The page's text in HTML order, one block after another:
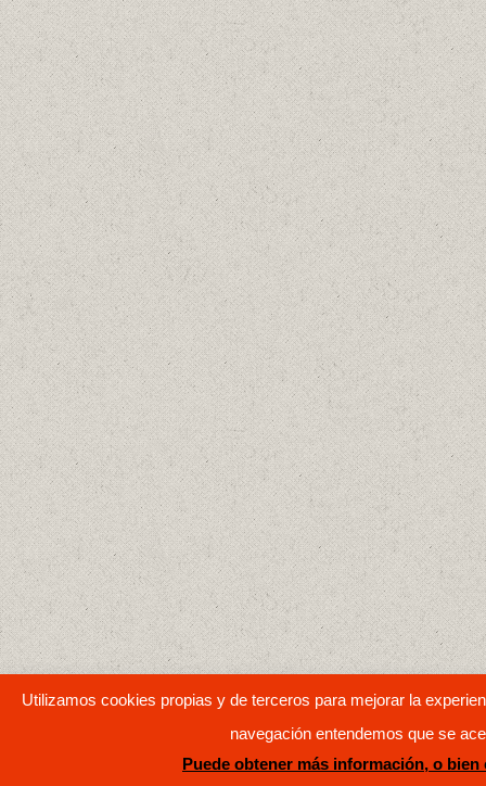
Utilizamos cookies propias y de terceros para mejorar la
navegación entendemos que se
Puede obtener más información, o